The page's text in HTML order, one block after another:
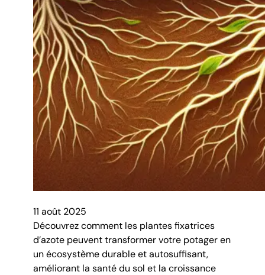
11 août 2025
Découvrez comment les plantes fixatrices
d’azote peuvent transformer votre potager en
un écosystème durable et autosuffisant,
améliorant la santé du sol et la croissance